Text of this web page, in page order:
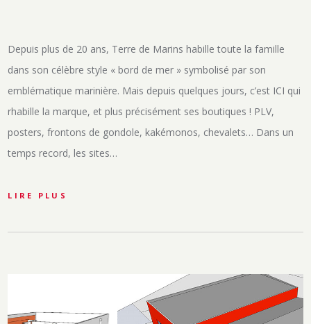
Depuis plus de 20 ans, Terre de Marins habille toute la famille
dans son célèbre style « bord de mer » symbolisé par son
emblématique marinière. Mais depuis quelques jours, c’est ICI qui
rhabille la marque, et plus précisément ses boutiques ! PLV,
posters, frontons de gondole, kakémonos, chevalets… Dans un
temps record, les sites…
LIRE PLUS